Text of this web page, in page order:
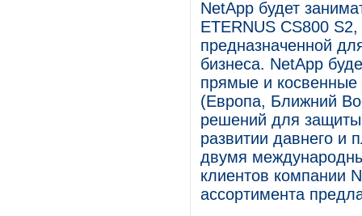
NetApp будет
ETERNUS CS800
предназначенной
бизнеса. NetApp
прямые и косвенные
(Европа, Ближний
решений для
развитии давнего и
двумя
клиентов компании
ассортимента